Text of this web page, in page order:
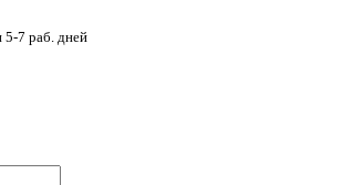
5-7 раб. дней